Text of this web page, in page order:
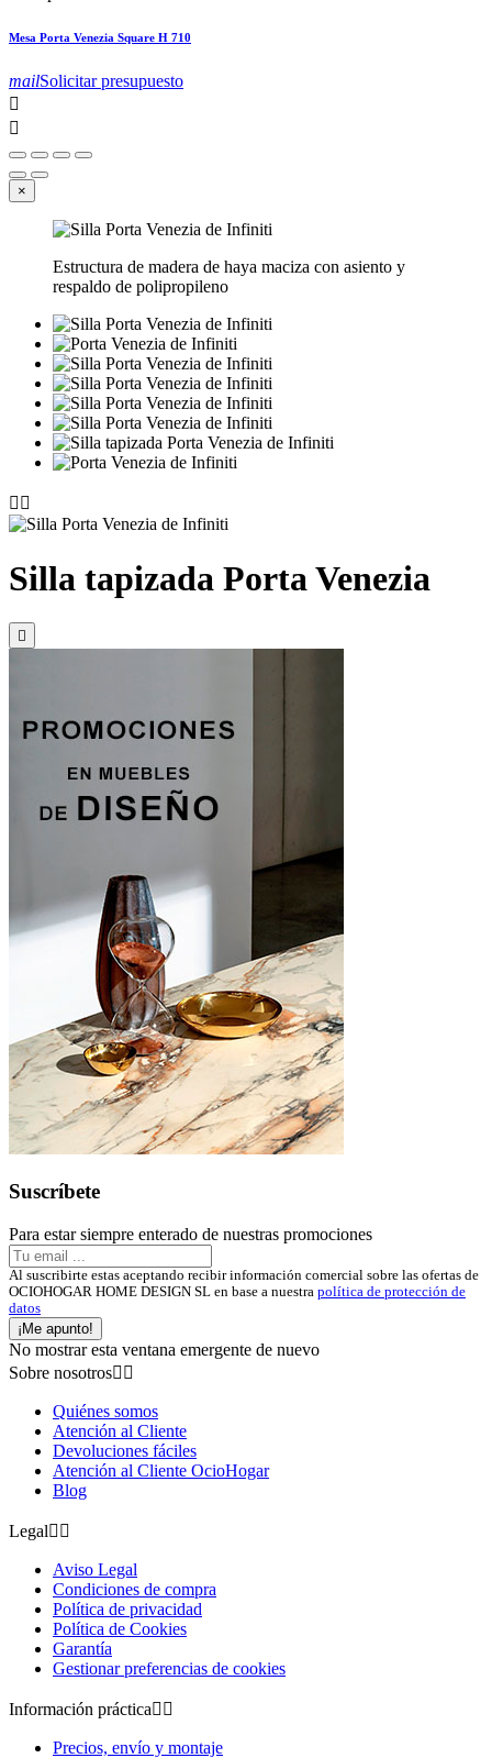
Mesa Porta Venezia Square H 710
mailSolicitar presupuesto


×
Estructura de madera de haya maciza con asiento y
respaldo de polipropileno
 
Silla tapizada Porta Venezia

Suscríbete
Para estar siempre enterado de nuestras promociones
Al suscribirte estas aceptando recibir información comercial sobre las ofertas de
OCIOHOGAR HOME DESIGN SL en base a nuestra política de protección de
datos
¡Me apunto!
No mostrar esta ventana emergente de nuevo
Sobre nosotros 
Quiénes somos
Atención al Cliente
Devoluciones fáciles
Atención al Cliente OcioHogar
Blog
Legal 
Aviso Legal
Condiciones de compra
Política de privacidad
Política de Cookies
Garantía
Gestionar preferencias de cookies
Información práctica 
Precios, envío y montaje